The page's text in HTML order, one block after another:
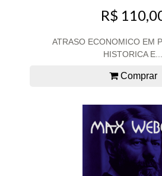
R$
ATRASO ECONOMICO EM
HISTORICA E...
Comprar